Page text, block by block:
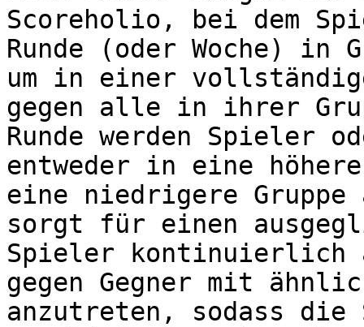
Scoreholio, bei dem
Runde (oder Woche) in
um in einer
gegen alle in ihrer
Runde werden Spieler
entweder in eine
eine niedrigere Gruppe
sorgt für einen
Spieler kontinuierlich
gegen Gegner mit
anzutreten, sodass